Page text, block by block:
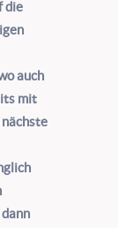
die
auch
mit